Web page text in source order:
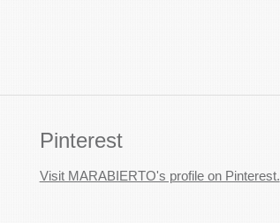
Pinterest
Visit MARABIERTO's profile on Pinterest.